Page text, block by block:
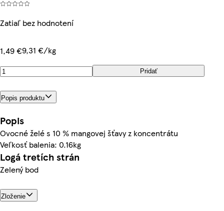
Zatiaľ bez hodnotení
1,49 €9,31 €/kg
Pridať
Popis produktu
Popis
Ovocné želé s 10 % mangovej šťavy z koncentrátu
Veľkosť balenia: 0.16kg
Logá tretích strán
Zelený bod
Zloženie